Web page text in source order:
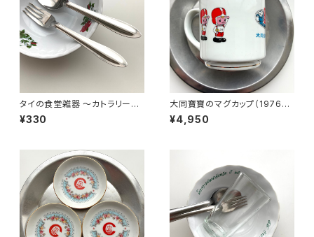
タイの食堂雑器 〜カトラリーセ
ット〜
¥330
大同寶寶のマグカップ（1976年
製ヴィンテージストック）
¥4,950